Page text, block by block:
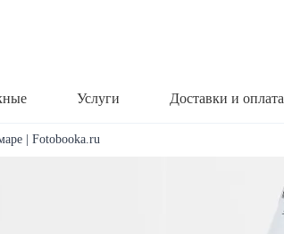
Услуги Доставки и оплата
| Fotobooka.ru